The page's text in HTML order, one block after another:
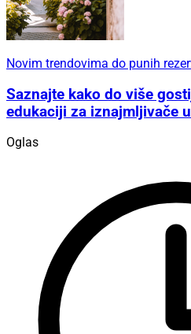
Novim trendovima do punih
Saznajte kako do više
edukaciji za iznajmljivače
Oglas